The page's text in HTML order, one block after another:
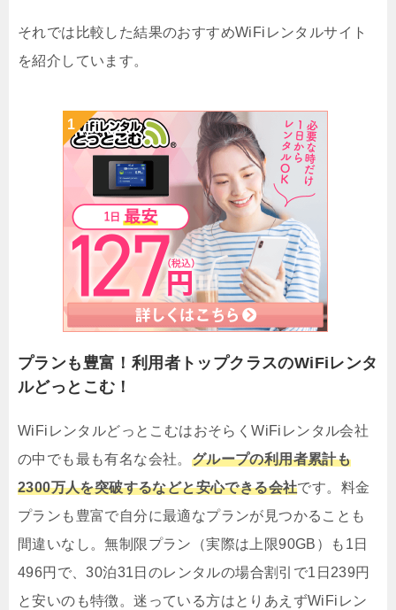
それでは比較した結果のおすすめWiFiレンタルサイト
を紹介しています。
プランも豊富！利用者トップクラスのWiFiレンタ
ルどっとこむ！
WiFiレンタルどっとこむはおそらくWiFiレンタル会社
の中でも最も有名な会社。 グループの利用者累計も
2300万人を突破するなどと安心できる会社です。料金
プランも豊富で自分に最適なプランが見つかることも
間違いなし。無制限プラン（実際は上限90GB）も1日
496円で、30泊31日のレンタルの場合割引で1日239円
と安いのも特徴。迷っている方はとりあえずWiFiレン